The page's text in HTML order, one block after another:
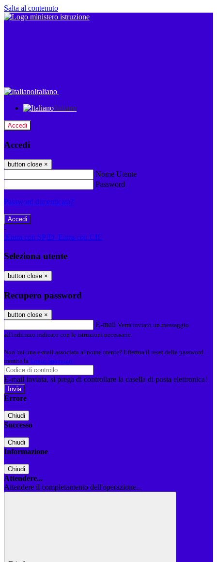
Salta al contenuto
Italiano
Italiano
Accedi
Accedi
button close ×
Nome Utente
Password
Password dimenticata?
-
Entra con SPID Entra con CIE
Seleziona utente
button close ×
Recupero password
button close ×
E-mail Verrà inviato un messaggio
all'indirizzo indicato con le istruzioni necessarie.
Non hai una e-mail associata al nome utente? Effettua il reset della password
tramite la Login Spaggiari
E-mail inviata, si prega di controllare la casella di posta elettronica!
Errore
Chiudi
Successo
Chiudi
Informazione
Chiudi
Attendere...
Attendere il completamento dell'operazione...